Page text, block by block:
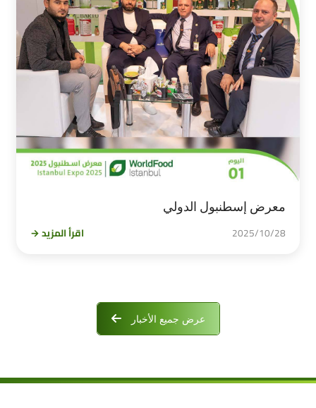
معرض إسطنبول الدولي
2025/10/28 اقرأ المزيد →
عرض جميع الأخبار